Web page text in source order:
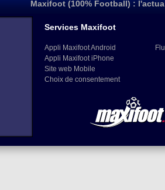
Maxifoot (100% Football) :
Services Maxifoot
Appli Maxifoot Android
Appli Maxifoot iPhone
Site web Mobile
Choix de consentement